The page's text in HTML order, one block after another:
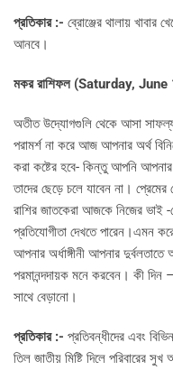
প্রতিকার :- ব্রোঞ্জের থালায় খাবার
আনবে।
মকর রাশিফল (Saturday,
অতীত উদ্যোগগুলি থেকে আসা
পরামর্শ না করে আজ আপনার অর্থ
করা কষ্টের হবে- কিন্তু আপনি আপনার
তাদের ছেড়ে চলে যাবেন না।
রাশির জাতকেরা আজকে নিজের ভাই
প্রতিযোগীতা দেখতে পারেন।এমন
আপনার অর্ধাঙ্গীনী আপনার
পরমানন্দদায়ক মনে করবেন। কী দিন
সাথে বেড়ানো।
প্রতিকার :- প্রতিবন্ধীদের এবং
তিল জাতীয় মিষ্টি দিলে পরিবারের